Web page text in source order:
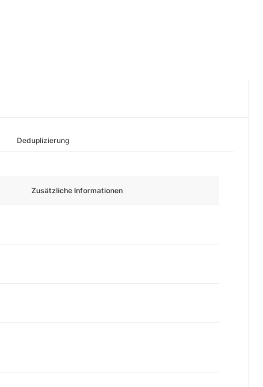
Deduplizierung
Zusätzliche Informationen